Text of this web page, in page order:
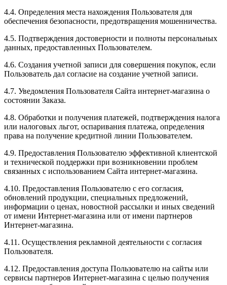
4.4. Определения места нахождения Пользователя для
обеспечения безопасности, предотвращения мошенничества.
4.5. Подтверждения достоверности и полноты персональных
данных, предоставленных Пользователем.
4.6. Создания учетной записи для совершения покупок, если
Пользователь дал согласие на создание учетной записи.
4.7. Уведомления Пользователя Сайта интернет-магазина о
состоянии Заказа.
4.8. Обработки и получения платежей, подтверждения налога
или налоговых льгот, оспаривания платежа, определения
права на получение кредитной линии Пользователем.
4.9. Предоставления Пользователю эффективной клиентской
и технической поддержки при возникновении проблем
связанных с использованием Сайта интернет-магазина.
4.10. Предоставления Пользователю с его согласия,
обновлений продукции, специальных предложений,
информации о ценах, новостной рассылки и иных сведений
от имени Интернет-магазина или от имени партнеров
Интернет-магазина.
4.11. Осуществления рекламной деятельности с согласия
Пользователя.
4.12. Предоставления доступа Пользователю на сайты или
сервисы партнеров Интернет-магазина с целью получения